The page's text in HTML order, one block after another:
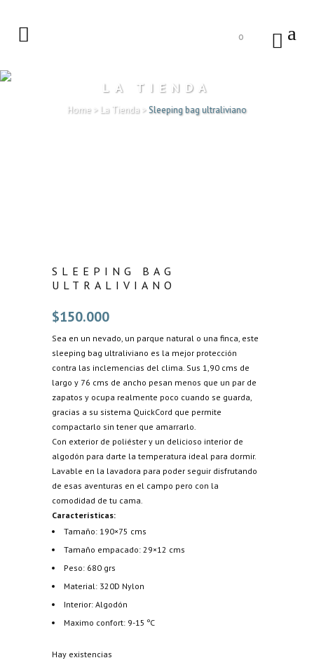
0
LA TIENDA
Home > La Tienda >Sleeping bag ultraliviano
SLEEPING BAG
ULTRALIVIANO
$150.000
Sea en un nevado, un parque natural o una finca, este
sleeping bag ultraliviano es la mejor protección
contra las inclemencias del clima. Sus 1,90 cms de
largo y 76 cms de ancho pesan menos que un par de
zapatos y ocupa realmente poco cuando se guarda,
gracias a su sistema QuickCord que permite
compactarlo sin tener que amarrarlo.
Con exterior de poliéster y un delicioso interior de
algodón para darte la temperatura ideal para dormir.
Lavable en la lavadora para poder seguir disfrutando
de esas aventuras en el campo pero con la
comodidad de tu cama.
Características:
Tamaño: 190×75 cms
Tamaño empacado: 29×12 cms
Peso: 680 grs
Material: 320D Nylon
Interior: Algodón
Maximo confort: 9-15 ºC
Hay existencias